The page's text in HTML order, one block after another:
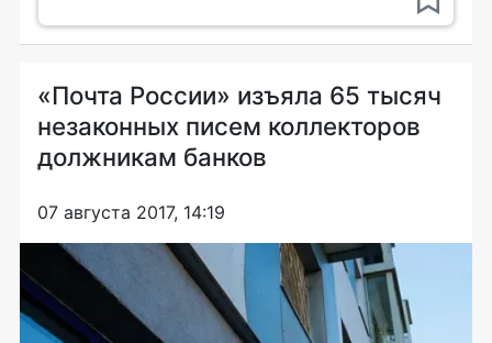
«Почта России» изъяла 65 тысяч
незаконных писем коллекторов
должникам банков
07 августа 2017, 14:19